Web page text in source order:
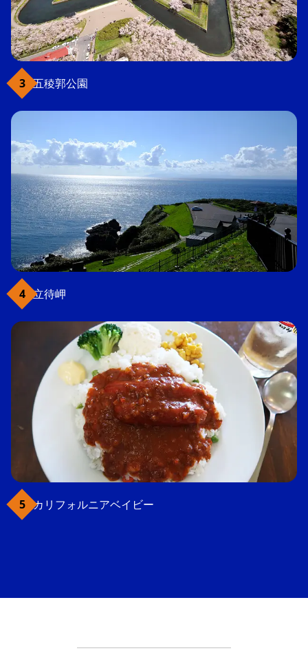
五稜郭公園
立待岬
カリフォルニアベイビー